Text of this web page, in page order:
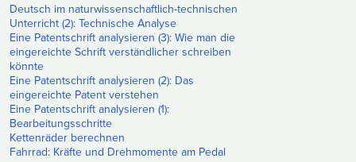
Deutsch im naturwissenschaftlich-technischen
Unterricht (2): Technische Analyse
Eine Patentschrift analysieren (3): Wie man die
eingereichte Schrift verständlicher schreiben
könnte
Eine Patentschrift analysieren (2): Das
eingereichte Patent verstehen
Eine Patentschrift analysieren (1):
Bearbeitungsschritte
Kettenräder berechnen
Fahrrad: Kräfte und Drehmomente am Pedal